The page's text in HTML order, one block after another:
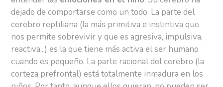
dejado de comportarse como un todo. La parte del
cerebro reptiliana (la más primitiva e instintiva que
nos permite sobrevivir y que es agresiva, impulsiva,
reactiva...) es la que tiene más activa el ser humano
cuando es pequeño. La parte racional del cerebro (la
corteza prefrontal) está totalmente inmadura en los